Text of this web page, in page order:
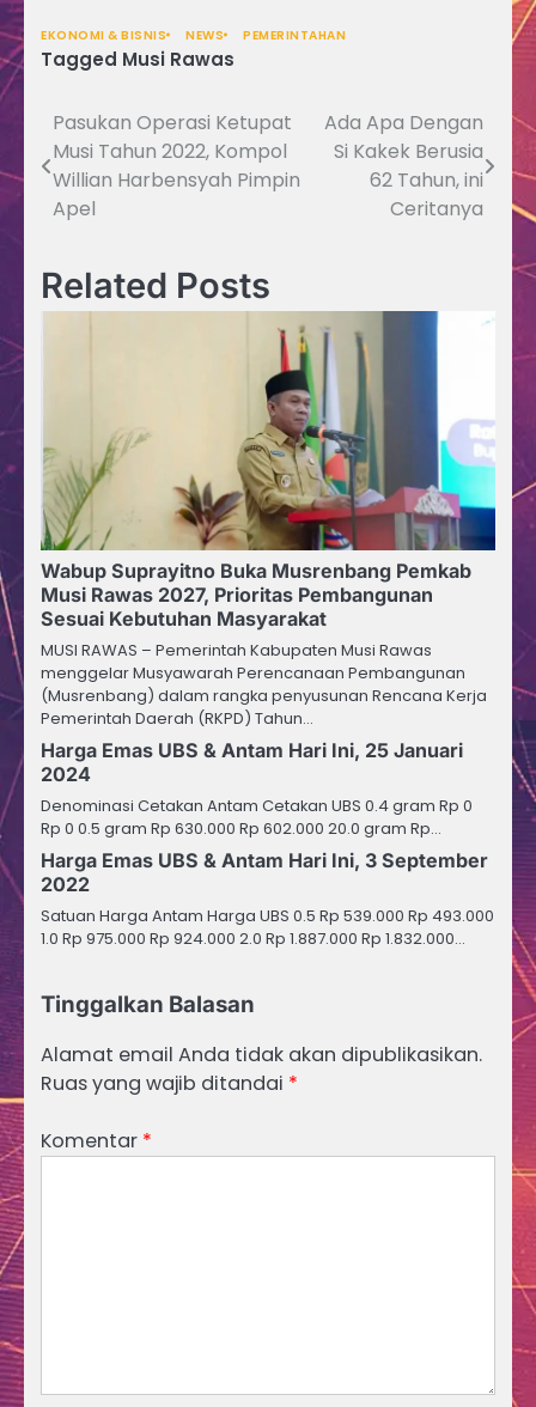
EKONOMI & BISNIS NEWS PEMERINTAHAN
Tagged Musi Rawas
Navigasi
pos
Pasukan Operasi Ketupat
Musi Tahun 2022, Kompol
Willian Harbensyah Pimpin
Apel
Ada Apa Dengan
Si Kakek Berusia
62 Tahun, ini
Ceritanya
Related Posts
Wabup Suprayitno Buka Musrenbang Pemkab
Musi Rawas 2027, Prioritas Pembangunan
Sesuai Kebutuhan Masyarakat
MUSI RAWAS – Pemerintah Kabupaten Musi Rawas
menggelar Musyawarah Perencanaan Pembangunan
(Musrenbang) dalam rangka penyusunan Rencana Kerja
Pemerintah Daerah (RKPD) Tahun…
Harga Emas UBS & Antam Hari Ini, 25 Januari
2024
Denominasi Cetakan Antam Cetakan UBS 0.4 gram Rp 0
Rp 0 0.5 gram Rp 630.000 Rp 602.000 20.0 gram Rp…
Harga Emas UBS & Antam Hari Ini, 3 September
2022
Satuan Harga Antam Harga UBS 0.5 Rp 539.000 Rp 493.000
1.0 Rp 975.000 Rp 924.000 2.0 Rp 1.887.000 Rp 1.832.000…
Tinggalkan Balasan
Alamat email Anda tidak akan dipublikasikan.
Ruas yang wajib ditandai *
Komentar *